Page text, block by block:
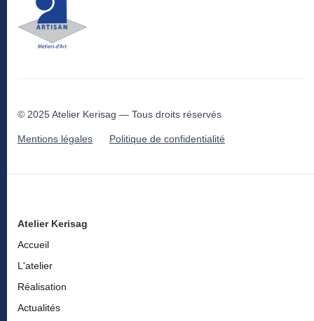
Atelier Kerisag
Accueil
L'atelier
Réalisation
Actualités
© 2025 Atelier Kerisag — Tous droits réservés
Mentions légales Politique de confidentialité